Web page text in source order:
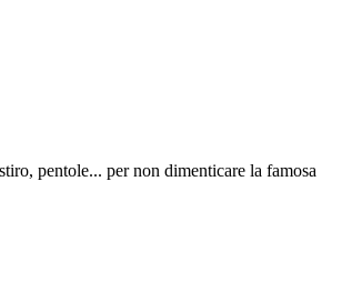
pentole... per non dimenticare la famosa